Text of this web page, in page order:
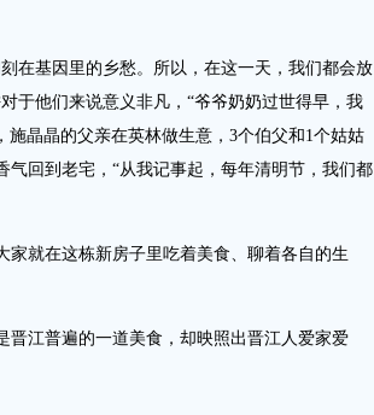
基因里的乡愁。所以，在这一天，我们都会放
于他们来说意义非凡，“爷爷奶奶过世得早，我
晶晶的父亲在英林做生意，3个伯父和1个姑姑
回到老宅，“从我记事起，每年清明节，我们都
就在这栋新房子里吃着美食、聊着各自的生
江普遍的一道美食，却映照出晋江人爱家爱